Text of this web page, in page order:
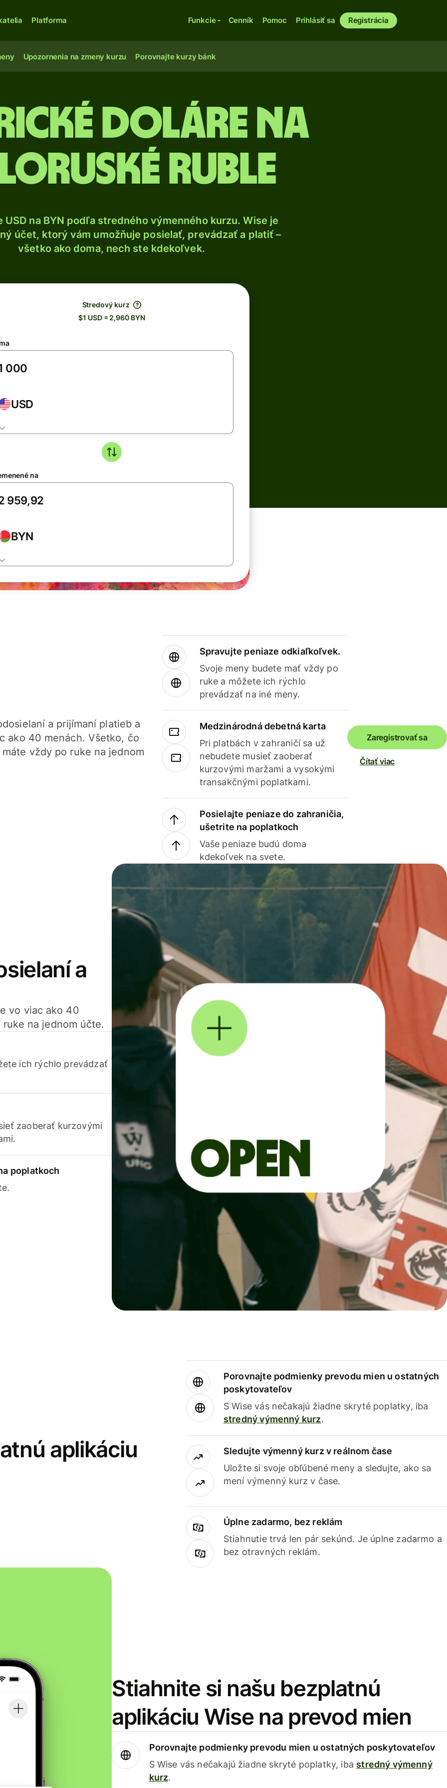
Platforma Funkcie Cenník Pomoc Prihlásiť sa Registrácia
Upozornenia na zmeny kurzu Porovnajte kurzy bánk
doláre na
ruble
USD na BYN podľa stredného výmenného kurzu. Wise je
účet, ktorý vám umožňuje posielať, prevádzať a platiť –
všetko ako doma, nech ste kdekoľvek.
Stredový kurz
$1 USD = 2,960 BYN
USD
na
BYN
a prijímaní platieb a
ako 40 menách. Všetko, čo
vždy po ruke na jednom
Spravujte peniaze odkiaľkoľvek.
Svoje meny budete mať vždy po
ruke a môžete ich rýchlo
prevádzať na iné meny.
Medzinárodná debetná karta
Pri platbách v zahraničí sa už
nebudete musieť zaoberať
kurzovými maržami a vysokými
transakčnými poplatkami.
Posielajte peniaze do zahraničia,
ušetrite na poplatkoch
Vaše peniaze budú doma
kdekoľvek na svete.
Zaregistrovať sa
Čítať viac
a
vo viac ako 40
na jednom účte.
ich rýchlo prevádzať
zaoberať kurzovými
poplatkoch
aplikáciu
Porovnajte podmienky prevodu mien u ostatných
poskytovateľov
S Wise vás nečakajú žiadne skryté poplatky, iba
stredný výmenný kurz.
Sledujte výmenný kurz v reálnom čase
Uložte si svoje obľúbené meny a sledujte, ako sa
mení výmenný kurz v čase.
Úplne zadarmo, bez reklám
Stiahnutie trvá len pár sekúnd. Je úplne zadarmo a
bez otravných reklám.
Stiahnite si našu bezplatnú
aplikáciu Wise na prevod mien
Porovnajte podmienky prevodu mien u ostatných poskytovateľov
S Wise vás nečakajú žiadne skryté poplatky, iba stredný výmenný
kurz.